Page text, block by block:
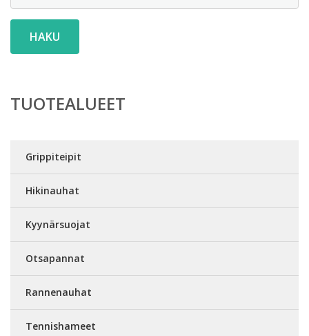
HAKU
TUOTEALUEET
Grippiteipit
Hikinauhat
Kyynärsuojat
Otsapannat
Rannenauhat
Tennishameet